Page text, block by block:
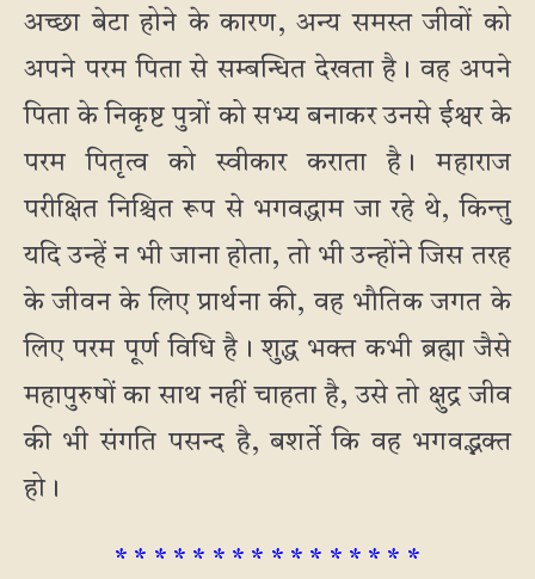
अच्छा बेटा होने के कारण, अन्य समस्त जीवों को
अपने परम पिता से सम्बन्धित देखता है। वह अपने
पिता के निकृष्ट पुत्रों को सभ्य बनाकर उनसे ईश्वर के
परम पितृत्व को स्वीकार कराता है। महाराज
परीक्षित निश्चित रूप से भगवद्धाम जा रहे थे, किन्तु
यदि उन्हें न भी जाना होता, तो भी उन्होंने जिस तरह
के जीवन के लिए प्रार्थना की, वह भौतिक जगत के
लिए परम पूर्ण विधि है। शुद्ध भक्त कभी ब्रह्मा जैसे
महापुरुषों का साथ नहीं चाहता है, उसे तो क्षुद्र जीव
की भी संगति पसन्द है, बशर्ते कि वह भगवद्भक्त
हो।
* * * * * * * * * * * * * * * *